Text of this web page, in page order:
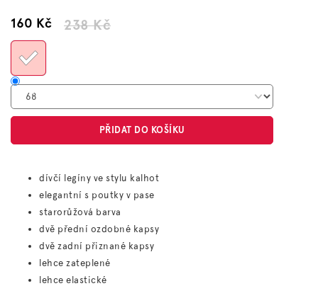
238 Kč
160 KčMěrná
PŘIDAT DO KOŠÍKU
dívčí legíny ve stylu kalhot
elegantní s poutky v pase
starorůžová barva
dvě přední ozdobné kapsy
dvě zadní přiznané kapsy
lehce zateplené
lehce elastické